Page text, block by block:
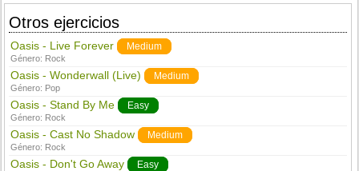
Otros ejercicios
Oasis - Live Forever Medium
Género: Rock
Oasis - Wonderwall (Live) Medium
Género: Pop
Oasis - Stand By Me Easy
Género: Rock
Oasis - Cast No Shadow Medium
Género: Rock
Oasis - Don't Go Away Easy